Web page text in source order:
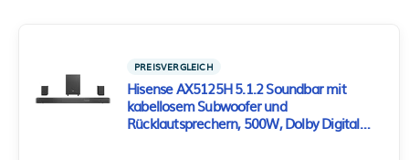
PREISVERGLEICH
Hisense AX5125H 5.1.2 Soundbar mit
kabellosem Subwoofer und
Rücklautsprechern, 500W, Dolby Digital